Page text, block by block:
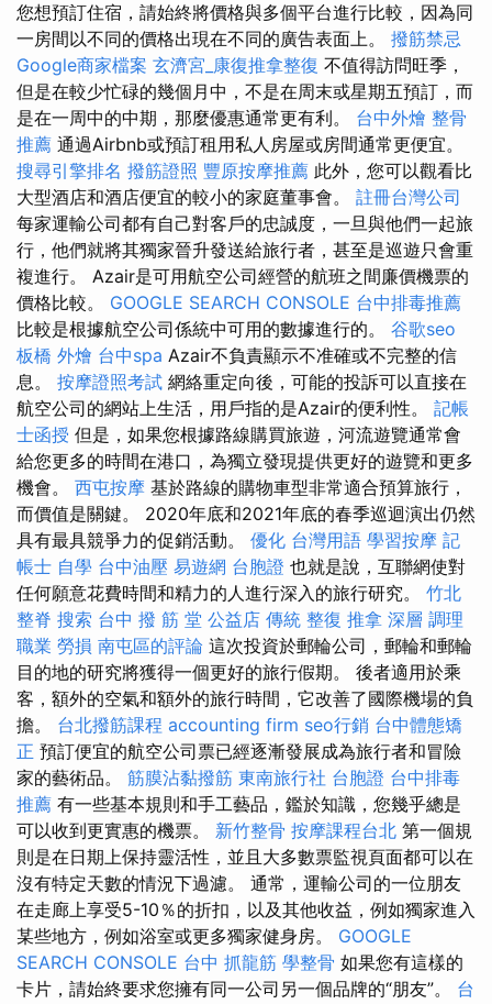
您想預訂住宿，請始終將價格與多個平台進行比較，因為同
一房間以不同的價格出現在不同的廣告表面上。 撥筋禁忌
Google商家檔案 玄濟宮_康復推拿整復 不值得訪問旺季，
但是在較少忙碌的幾個月中，不是在周末或星期五預訂，而
是在一周中的中期，那麼優惠通常更有利。 台中外燴 整骨
推薦 通過Airbnb或預訂租用私人房屋或房間通常更便宜。
搜尋引擎排名 撥筋證照 豐原按摩推薦 此外，您可以觀看比
大型酒店和酒店便宜的較小的家庭董事會。 註冊台灣公司
每家運輸公司都有自己對客戶的忠誠度，一旦與他們一起旅
行，他們就將其獨家晉升發送給旅行者，甚至是巡遊只會重
複進行。 Azair是可用航空公司經營的航班之間廉價機票的
價格比較。 GOOGLE SEARCH CONSOLE 台中排毒推薦
比較是根據航空公司係統中可用的數據進行的。 谷歌seo
板橋 外燴 台中spa Azair不負責顯示不准確或不完整的信
息。 按摩證照考試 網絡重定向後，可能的投訴可以直接在
航空公司的網站上生活，用戶指的是Azair的便利性。 記帳
士函授 但是，如果您根據路線購買旅遊，河流遊覽通常會
給您更多的時間在港口，為獨立發現提供更好的遊覽和更多
機會。 西屯按摩 基於路線的購物車型非常適合預算旅行，
而價值是關鍵。 2020年底和2021年底的春季巡迴演出仍然
具有最具競爭力的促銷活動。 優化 台灣用語 學習按摩 記
帳士 自學 台中油壓 易遊網 台胞證 也就是說，互聯網使對
任何願意花費時間和精力的人進行深入的旅行研究。 竹北
整脊 搜索 台中 撥 筋 堂 公益店 傳統 整復 推拿 深層 調理
職業 勞損 南屯區的評論 這次投資於郵輪公司，郵輪和郵輪
目的地的研究將獲得一個更好的旅行假期。 後者適用於乘
客，額外的空氣和額外的旅行時間，它改善了國際機場的負
擔。 台北撥筋課程 accounting firm seo行銷 台中體態矯
正 預訂便宜的航空公司票已經逐漸發展成為旅行者和冒險
家的藝術品。 筋膜沾黏撥筋 東南旅行社 台胞證 台中排毒
推薦 有一些基本規則和手工藝品，鑑於知識，您幾乎總是
可以收到更實惠的機票。 新竹整骨 按摩課程台北 第一個規
則是在日期上保持靈活性，並且大多數票監視頁面都可以在
沒有特定天數的情況下過濾。 通常，運輸公司的一位朋友
在走廊上享受5-10％的折扣，以及其他收益，例如獨家進入
某些地方，例如浴室或更多獨家健身房。 GOOGLE
SEARCH CONSOLE 台中 抓龍筋 學整骨 如果您有這樣的
卡片，請始終要求您擁有同一公司另一個品牌的“朋友”。 台